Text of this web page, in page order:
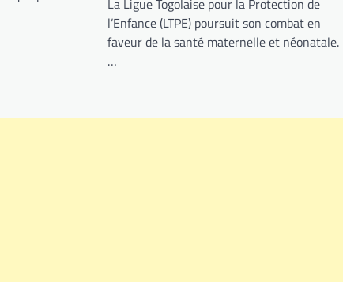
l’Enfance (LTPE) poursuit son combat en
faveur de la santé maternelle et néonatale.
…